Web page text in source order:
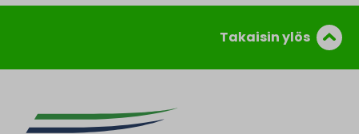
Takaisin ylös